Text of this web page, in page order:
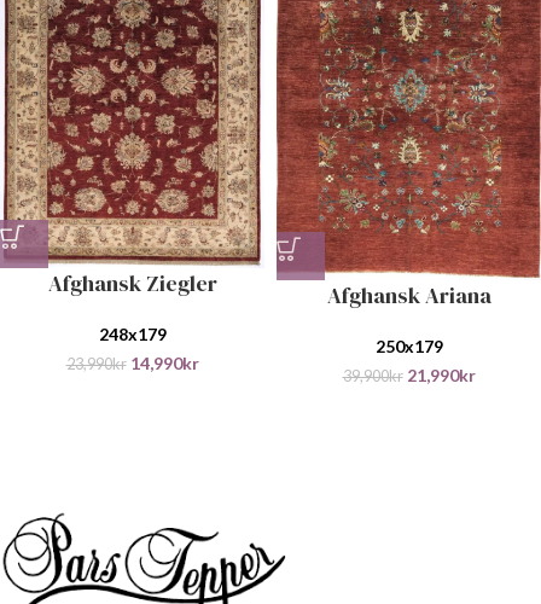
Afghansk Ziegler
248x179
23,990kr 14,990kr
Afghansk Ariana
250x179
39,900kr 21,990kr